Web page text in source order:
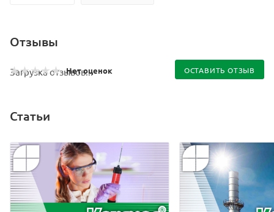
Отзывы
Нет оценок ОСТАВИТЬ ОТЗЫВ
Загрузка отзывов...
Статьи